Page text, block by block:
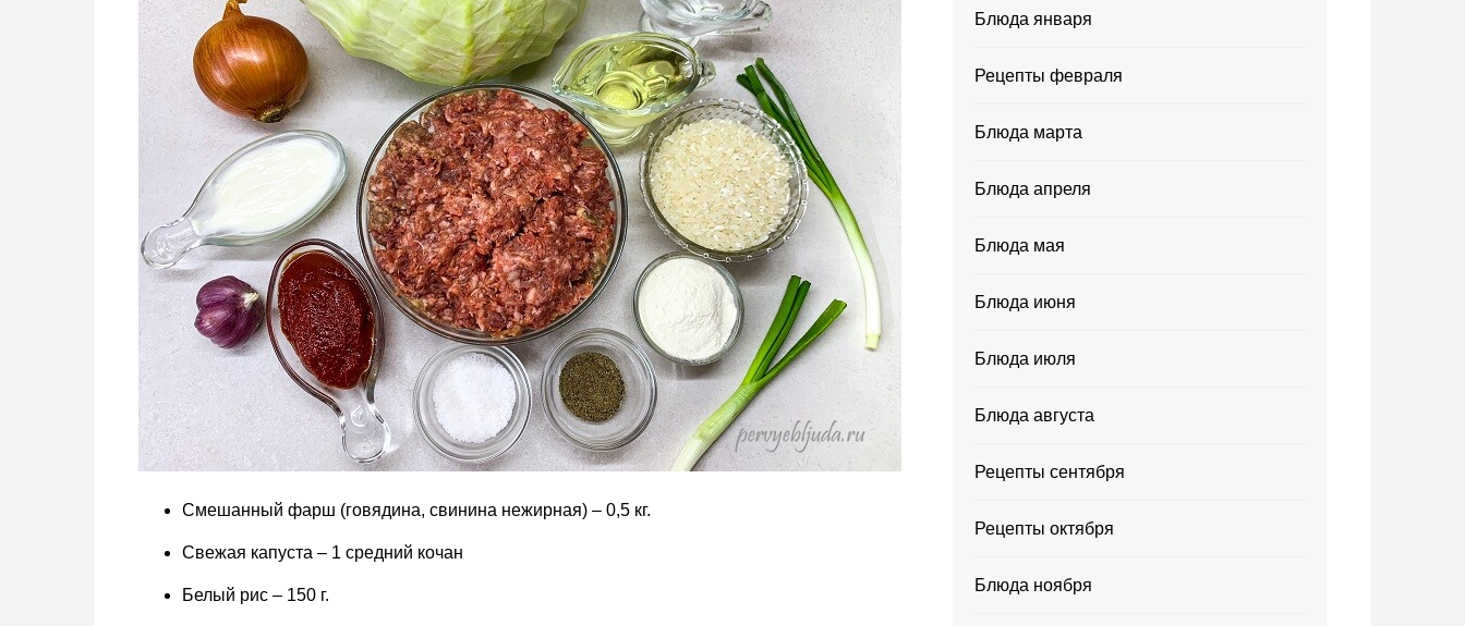
Смешанный фарш (говядина, свинина нежирная) – 0,5 кг.
Свежая капуста – 1 средний кочан
Белый рис – 150 г.
Блюда января
Рецепты февраля
Блюда марта
Блюда апреля
Блюда мая
Блюда июня
Блюда июля
Блюда августа
Рецепты сентября
Рецепты октября
Блюда ноября